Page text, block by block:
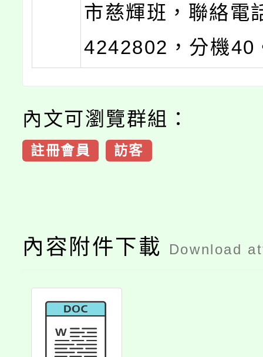
市慈輝班，聯絡電
4242802，分機40
內文可瀏覽群組：
註冊會員 訪客
內容附件下載 Download